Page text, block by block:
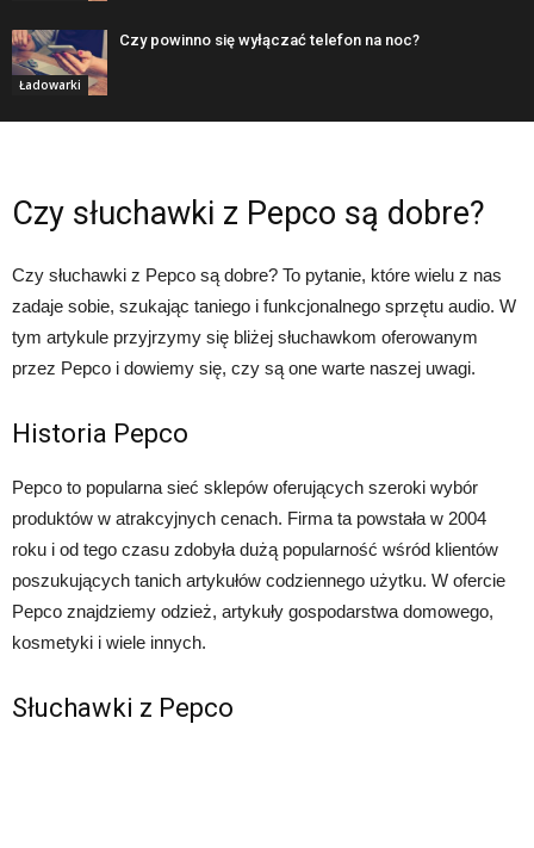
Ładowarki
Czy powinno się wyłączać telefon na noc?
Czy słuchawki z Pepco są dobre?
Czy słuchawki z Pepco są dobre? To pytanie, które wielu z nas
zadaje sobie, szukając taniego i funkcjonalnego sprzętu audio. W
tym artykule przyjrzymy się bliżej słuchawkom oferowanym
przez Pepco i dowiemy się, czy są one warte naszej uwagi.
Historia Pepco
Pepco to popularna sieć sklepów oferujących szeroki wybór
produktów w atrakcyjnych cenach. Firma ta powstała w 2004
roku i od tego czasu zdobyła dużą popularność wśród klientów
poszukujących tanich artykułów codziennego użytku. W ofercie
Pepco znajdziemy odzież, artykuły gospodarstwa domowego,
kosmetyki i wiele innych.
Słuchawki z Pepco